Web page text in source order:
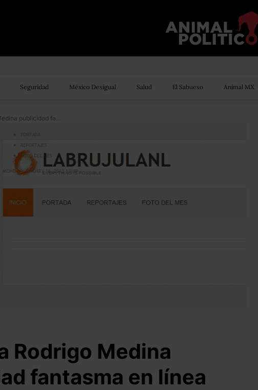
Seguridad México Desigual Salud El Sabueso Animal MX
Contrata Rodrigo Medina publicidad fantasma en línea
Rodrigo Medina
fantasma en línea